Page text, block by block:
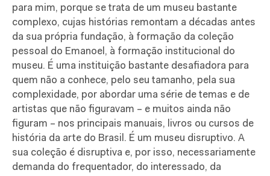
para mim, porque se trata de um museu bastante
complexo, cujas histórias remontam a décadas antes
da sua própria fundação, à formação da coleção
pessoal do Emanoel, à formação institucional do
museu. É uma instituição bastante desafiadora para
quem não a conhece, pelo seu tamanho, pela sua
complexidade, por abordar uma série de temas e de
artistas que não figuravam – e muitos ainda não
figuram – nos principais manuais, livros ou cursos de
história da arte do Brasil. É um museu disruptivo. A
sua coleção é disruptiva e, por isso, necessariamente
demanda do frequentador, do interessado, da